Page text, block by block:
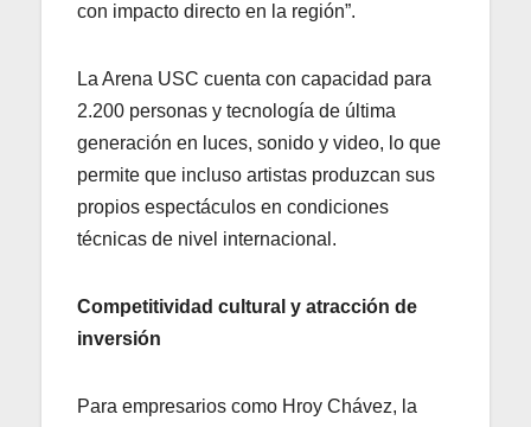
con impacto directo en la región”.
La Arena USC cuenta con capacidad para
2.200 personas y tecnología de última
generación en luces, sonido y video, lo que
permite que incluso artistas produzcan sus
propios espectáculos en condiciones
técnicas de nivel internacional.
Competitividad cultural y atracción de
inversión
Para empresarios como Hroy Chávez, la